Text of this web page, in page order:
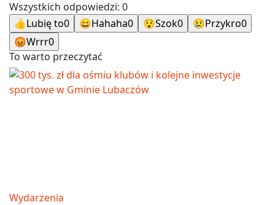
Wszystkich odpowiedzi: 0
👍Lubię to0 😄Hahaha0 😯Szok0 😢Przykro0
😡Wrrr0
To warto przeczytać
Wydarzenia